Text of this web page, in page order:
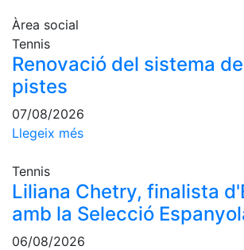
tennis
Next Gen
Palmarès
equips
Llegendes
Jugadors
Competicions
Campionat
Social de
Tennis
Àrea social
Tennis
Renovació del sistema
pistes
07/08/2026
Llegeix més
Tennis
Liliana Chetry, finalista
amb la Selecció
06/08/2026